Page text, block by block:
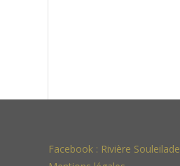
Facebook : Rivière Souleilade